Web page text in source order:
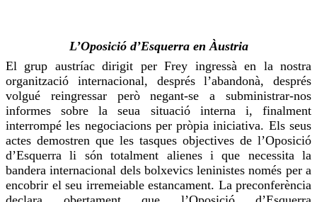
L’Oposició d’Esquerra en Àustria
El grup austríac dirigit perFrey ingressà en la nostra
organització internacional, després l’abandonà, després
volgué reingressar però negant-se a subministrar-nos
informes sobre la seua situació interna i, finalment
interrompé les negociacions per pròpia iniciativa. Els seus
actes demostren que les tasques objectives de l’Oposició
d’Esquerra li són totalment alienes i que necessita la
bandera internacional dels bolxevics leninistes només per a
encobrir el seu irremeiable estancament. La preconferència